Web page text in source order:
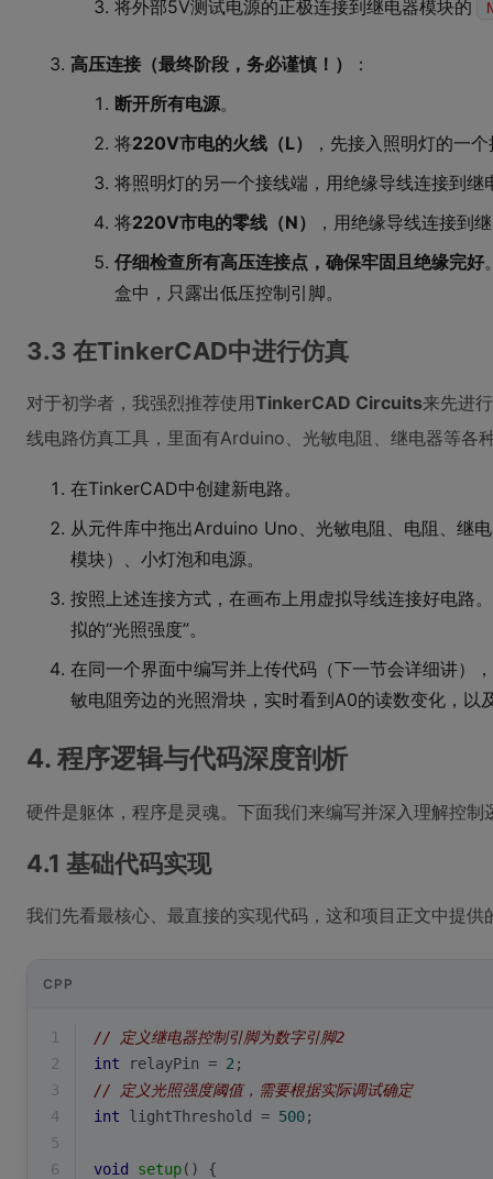
将外部5V测试电源的正极连接到继电器模块的
高压连接（最终阶段，务必谨慎！）
：
断开所有电源。
将220V市电的火线（L）
，先接入照明灯的一
将照明灯的另一个接线端，用绝缘导线连接到继
将220V市电的零线（N）
，用绝缘导线连接到
仔细检查所有高压连接点，确保牢固且绝缘完好
盒中，只露出低压控制引脚。
3.3 在TinkerCAD中进行仿真
对于初学者，我强烈推荐使用TinkerCAD Circuits来先进
线电路仿真工具，里面有Arduino、光敏电阻、继电器等各
在TinkerCAD中创建新电路。
从元件库中拖出Arduino Uno、光敏电阻、电阻、继
模块）、小灯泡和电源。
按照上述连接方式，在画布上用虚拟导线连接好电路
拟的“光照强度”。
在同一个界面中编写并上传代码（下一节会详细讲）
敏电阻旁边的光照滑块，实时看到A0的读数变化，以
4. 程序逻辑与代码深度剖析
硬件是躯体，程序是灵魂。下面我们来编写并深入理解控制
4.1 基础代码实现
我们先看最核心、最直接的实现代码，这和项目正文中提
CPP
1
// 定义继电器控制引脚为数字引脚2
2
int relayPin = 2 ;
3
// 定义光照强度阈值，需要根据实际调试确定
4
int lightThreshold = 500;
5
6
void setup()
{